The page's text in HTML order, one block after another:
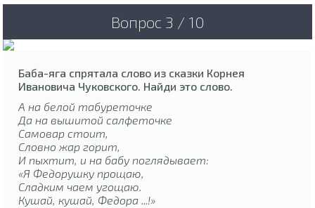
Вопрос 3 / 10
Баба-яга спрятала слово из сказки Корнея
Ивановича Чуковского. Найди это слово.
А на белой табуреточке
Да на вышитой салфеточке
Самовар стоит,
Словно жар горит,
И пыхтит, и на бабу поглядывает:
«Я Федорушку прощаю,
Сладким чаем угощаю.
Кушай, кушай, Федора ...!»